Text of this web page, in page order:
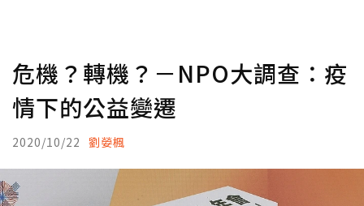
危機？轉機？－NPO大調查：疫
情下的公益變遷
2020/10/22 劉嫈楓